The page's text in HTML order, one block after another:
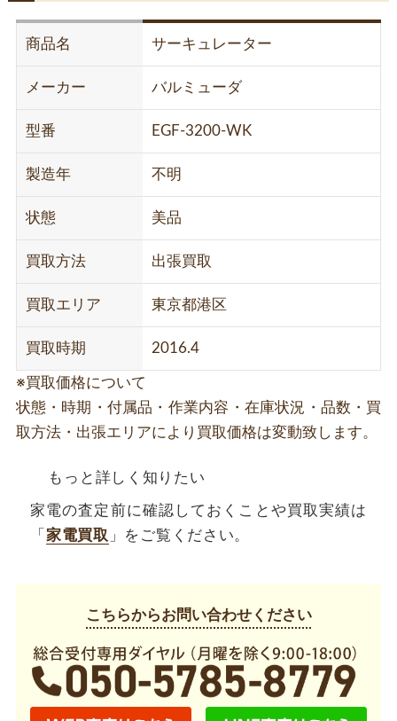
商品名 サーキュレーター
メーカー バルミューダ
型番 EGF-3200-WK
製造年 不明
状態 美品
買取方法 出張買取
買取エリア 東京都港区
買取時期 2016.4
※買取価格について
状態・時期・付属品・作業内容・在庫状況・品数・買
取方法・出張エリアにより買取価格は変動致します。
もっと詳しく知りたい
家電の査定前に確認しておくことや買取実績は
「 家電買取 」をご覧ください。
こちらからお問い合わせください